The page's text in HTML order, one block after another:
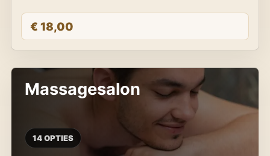
€ 18,00
Massagesalon
14 OPTIES